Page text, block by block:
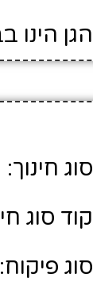
הגן הינו
סוג חינוך:
קוד סוג
סוג